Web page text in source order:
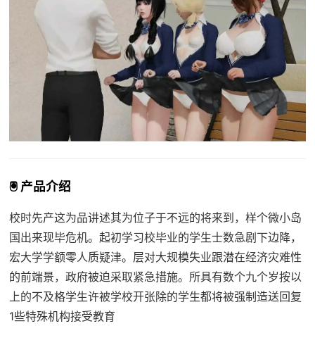
🖲️ 产品介绍
校时先产这为品讲述其为位子于不远的将来到，样个微小岛
国出来现毕危机。起初学习校毕业的学生士数急剧下边降，
宏大学学额零人质疑津。层对大规模失业跟潜在经济灾难性
的前端景，政府被迫采取紧急措施。所具有数个九个岁按以
上的不及格学生许被学校开张除的学生都将被强制造送回复
1些特殊机构接受教育